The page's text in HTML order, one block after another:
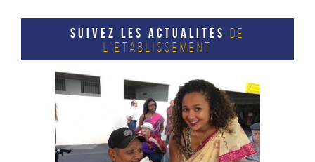
SUIVEZ LES ACTUALITÉS DE
L'ÉTABLISSEMENT